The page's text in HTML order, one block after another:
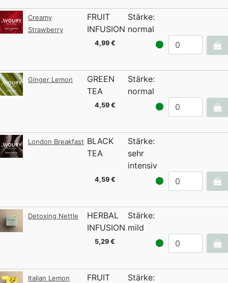
Creamy
Strawberry
FRUIT
INFUSION
Stärke:
normal
4,99 €
Ginger Lemon
GREEN
TEA
Stärke:
normal
4,59 €
London Breakfast BLACK
TEA
Stärke:
sehr
intensiv
4,59 €
Detoxing Nettle
HERBAL
INFUSION
Stärke:
mild
5,29 €
Italian Lemon
FRUIT
Stärke: